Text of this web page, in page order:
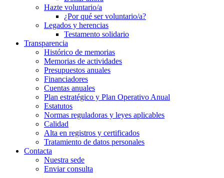
Hazte voluntario/a
¿Por qué ser voluntario/a?
Legados y herencias
Testamento solidario
Transparencia
Histórico de memorias
Memorias de actividades
Presupuestos anuales
Financiadores
Cuentas anuales
Plan estratégico y Plan Operativo Anual
Estatutos
Normas reguladoras y leyes aplicables
Calidad
Alta en registros y certificados
Tratamiento de datos personales
Contacta
Nuestra sede
Enviar consulta